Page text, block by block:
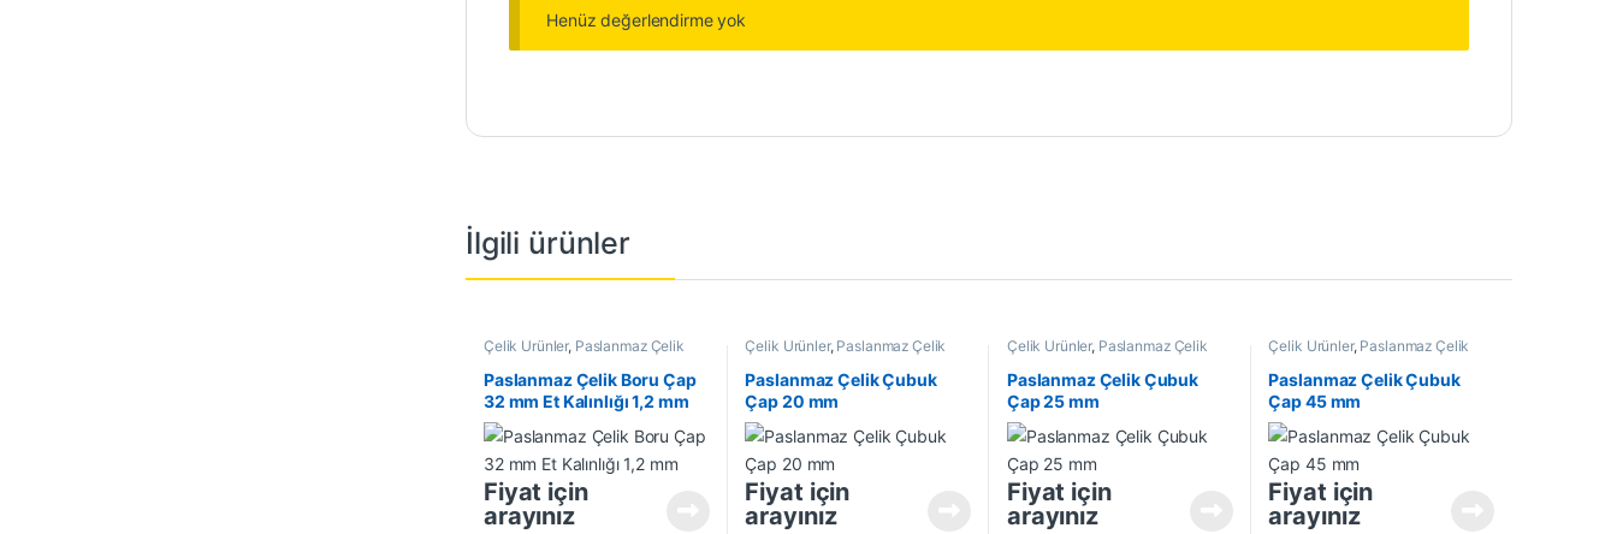
Henüz değerlendirme yok
İlgili ürünler
Çelik Ürünler, Paslanmaz Çelik
Boru
Paslanmaz Çelik Boru Çap
32 mm Et Kalınlığı 1,2 mm
Fiyat için
arayınız
Çelik Ürünler, Paslanmaz Çelik
Çubuk
Paslanmaz Çelik Çubuk
Çap 20 mm
Fiyat için
arayınız
Çelik Ürünler, Paslanmaz Çelik
Çubuk
Paslanmaz Çelik Çubuk
Çap 25 mm
Fiyat için
arayınız
Çelik Ürünler, Paslanmaz Çelik
Çubuk
Paslanmaz Çelik Çubuk
Çap 45 mm
Fiyat için
arayınız